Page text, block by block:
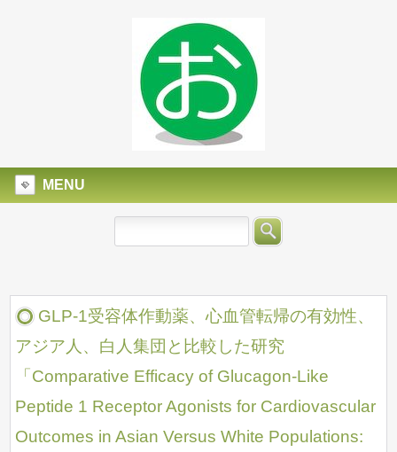
MENU
GLP-1受容体作動薬、心血管転帰の有効性、
アジア人、白人集団と比較した研究
「Comparative Efficacy of Glucagon-Like
Peptide 1 Receptor Agonists for Cardiovascular
Outcomes in Asian Versus White Populations: